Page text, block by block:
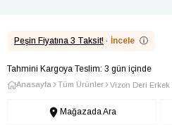
Peşin Fiyatına 3 Taksit! · İncele ⓘ
Tahmini Kargoya Teslim: 3 gün içinde
Anasayfa Tüm Ürünler Vizon Deri Erkek
Mağazada Ara